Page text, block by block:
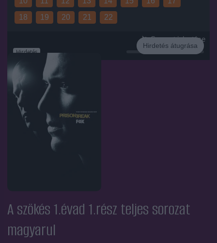
Hirdetés
Hirdetés átugrása
18
19 20 21 22
Sorozat jelentése
A szökés 1.évad 1.rész teljes sorozat
magyarul